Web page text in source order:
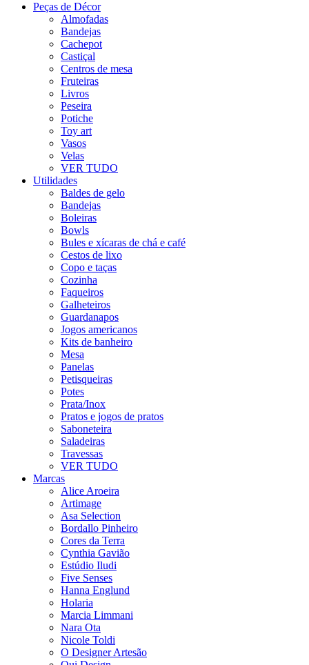
Peças de Décor
Almofadas
Bandejas
Cachepot
Castiçal
Centros de mesa
Fruteiras
Livros
Peseira
Potiche
Toy art
Vasos
Velas
VER TUDO
Utilidades
Baldes de gelo
Bandejas
Boleiras
Bowls
Bules e xícaras de chá e café
Cestos de lixo
Copo e taças
Cozinha
Faqueiros
Galheteiros
Guardanapos
Jogos americanos
Kits de banheiro
Mesa
Panelas
Petisqueiras
Potes
Prata/Inox
Pratos e jogos de pratos
Saboneteira
Saladeiras
Travessas
VER TUDO
Marcas
Alice Aroeira
Artimage
Asa Selection
Bordallo Pinheiro
Cores da Terra
Cynthia Gavião
Estúdio Iludi
Five Senses
Hanna Englund
Holaria
Marcia Limmani
Nara Ota
Nicole Toldi
O Designer Artesão